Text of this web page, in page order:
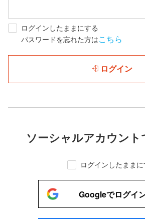
ログインしたままにする
パスワードを忘れた方はこちら
ログイン
ソーシャルアカウント
ログインしたままに
Googleでログイ